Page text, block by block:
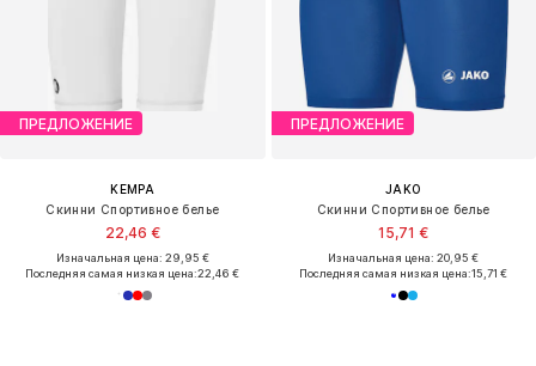
ПРЕДЛОЖЕНИЕ
KEMPA
Скинни Спортивное белье
22,46 €
Изначальная цена: 29,95 €
Последняя самая низкая цена:22,46 €
ПРЕДЛОЖЕНИЕ
JAKO
Скинни Спортивное белье
15,71 €
Изначальная цена: 20,95 €
Последняя самая низкая цена:15,71 €